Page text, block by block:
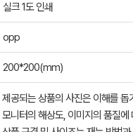
실크 1도 인쇄
opp
200*200(mm)
제공되는 상품의 사진은 이해를
모니터의 해상도, 이미지의 품질